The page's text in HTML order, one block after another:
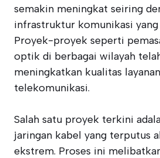
semakin meningkat seiring
infrastruktur komunikasi
Proyek-proyek seperti
optik di berbagai wilayah
meningkatkan kualitas
telekomunikasi.
Salah satu proyek terkini
jaringan kabel yang terputus
ekstrem. Proses ini